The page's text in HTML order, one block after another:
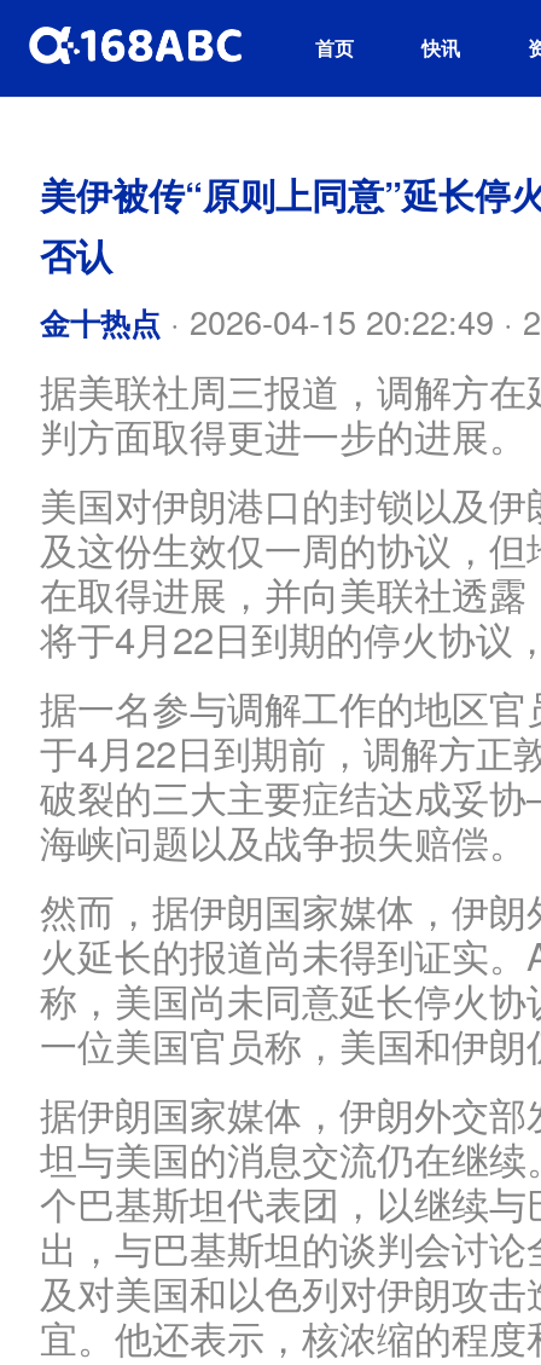
首页 快讯
美伊被传“原则上同意”延长停
否认
金十热点 · 2026-04-15 20:22:49 ·
据美联社周三报道，调解方
判方面取得更进一步的进展。
美国对伊朗港口的封锁以及
及这份生效仅一周的协议，
在取得进展，并向美联社透露
将于4月22日到期的停火协议
据一名参与调解工作的地区
于4月22日到期前，调解方正
破裂的三大主要症结达成妥
海峡问题以及战争损失赔偿。
然而，据伊朗国家媒体，伊
火延长的报道尚未得到证实
称，美国尚未同意延长停火
一位美国官员称，美国和伊
据伊朗国家媒体，伊朗外交
坦与美国的消息交流仍在继
个巴基斯坦代表团，以继续
出，与巴基斯坦的谈判会讨
及对美国和以色列对伊朗攻
宜。他还表示，核浓缩的程